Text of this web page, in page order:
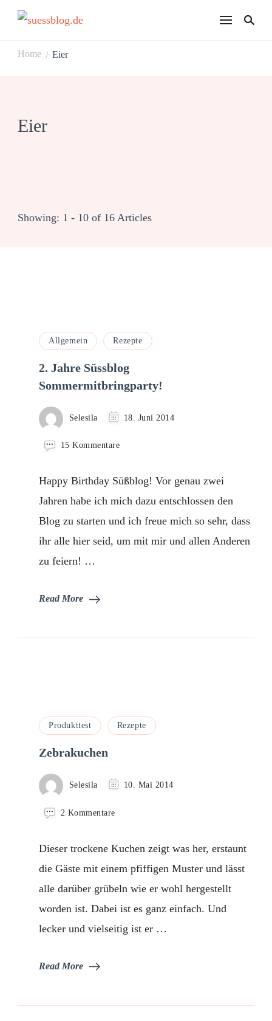
Home / Eier
Eier
Showing: 1 - 10 of 16 Articles
Allgemein Rezepte
2. Jahre Süssblog
Sommermitbringparty!
Selesila 18. Juni 2014
15 Kommentarezu
Süssblog
Sommermitbringparty!
Happy Birthday Süßblog! Vor genau zwei
Jahren habe ich mich dazu entschlossen den
Blog zu starten und ich freue mich so sehr, dass
ihr alle hier seid, um mit mir und allen Anderen
zu feiern! …
Read More
Produkttest Rezepte
Zebrakuchen
Selesila 10. Mai 2014
2 Kommentarezu
Dieser trockene Kuchen zeigt was her, erstaunt
die Gäste mit einem pfiffigen Muster und lässt
alle darüber grübeln wie er wohl hergestellt
worden ist. Dabei ist es ganz einfach. Und
lecker und vielseitig ist er …
Read More